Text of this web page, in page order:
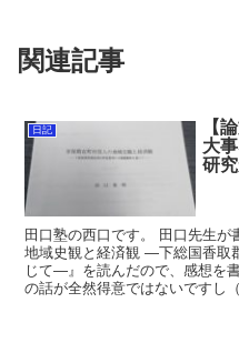
関連記事
日記
【
大
研
田口塾の西口です。 田口先生
地域史観と経済観 ―下総国香取
じて―』を読んだので、感想を
の話が全然得意ではないですし